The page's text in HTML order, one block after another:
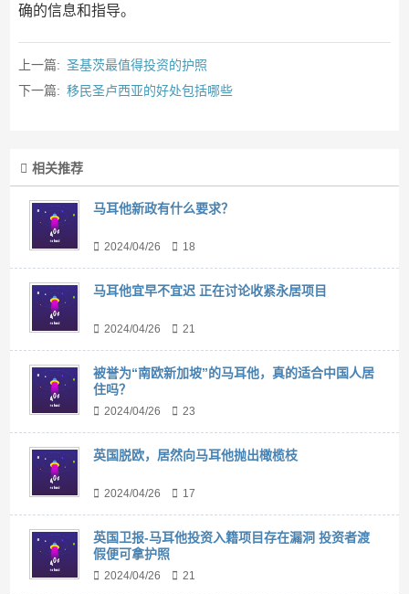
确的信息和指导。
上一篇: 圣基茨最值得投资的护照
下一篇: 移民圣卢西亚的好处包括哪些
相关推荐
马耳他新政有什么要求？
2024/04/26 18
马耳他宜早不宜迟 正在讨论收紧永居项目
2024/04/26 21
被誉为“南欧新加坡”的马耳他，真的适合中国人居
住吗？
2024/04/26 23
英国脱欧，居然向马耳他抛出橄榄枝
2024/04/26 17
英国卫报-马耳他投资入籍项目存在漏洞 投资者渡
假便可拿护照
2024/04/26 21